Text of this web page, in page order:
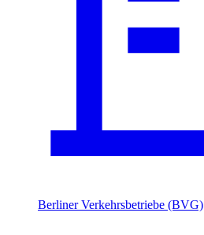
Berliner Verkehrsbetriebe (BVG)